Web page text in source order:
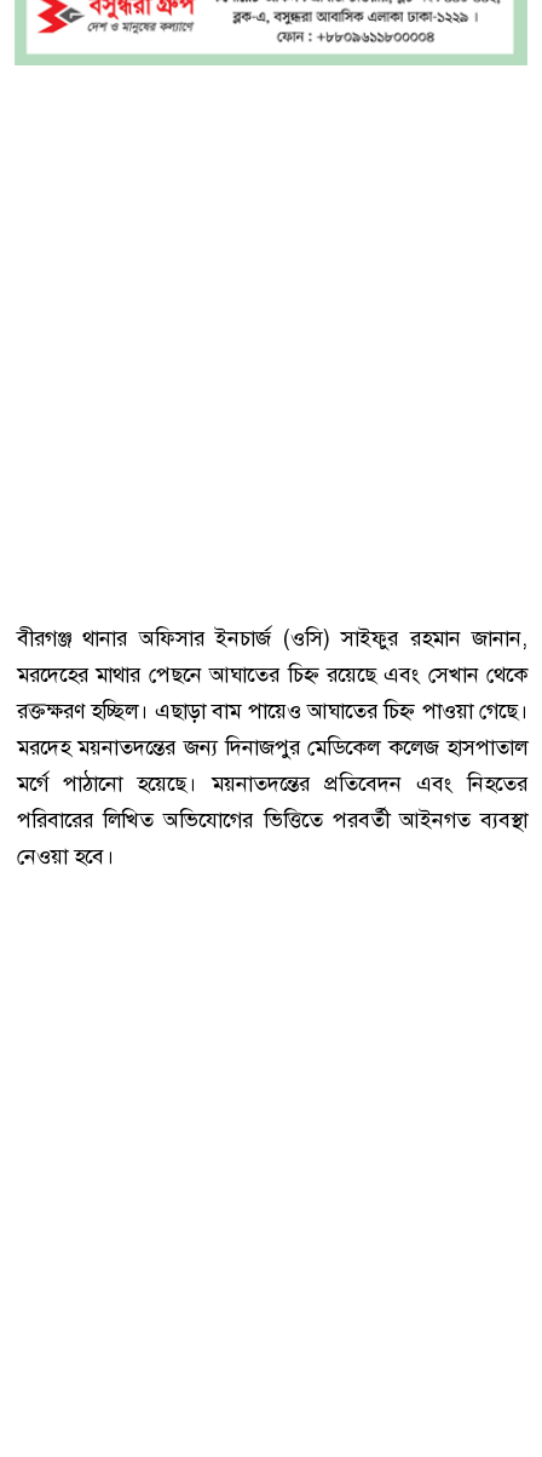
বীরগঞ্জ থানার অফিসার ইনচার্জ (ওসি) সাইফুর রহমান জানান,
মরদেহের মাথার পেছনে আঘাতের চিহ্ন রয়েছে এবং সেখান থেকে
রক্তক্ষরণ হচ্ছিল। এছাড়া বাম পায়েও আঘাতের চিহ্ন পাওয়া গেছে।
মরদেহ ময়নাতদন্তের জন্য দিনাজপুর মেডিকেল কলেজ হাসপাতাল
মর্গে পাঠানো হয়েছে। ময়নাতদন্তের প্রতিবেদন এবং নিহতের
পরিবারের লিখিত অভিযোগের ভিত্তিতে পরবর্তী আইনগত ব্যবস্থা
নেওয়া হবে।